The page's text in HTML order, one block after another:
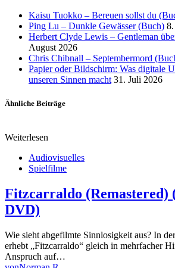
Kaisu Tuokko – Bereuen sollst du
Ping Lu – Dunkle Gewässer (Buch)
Herbert Clyde Lewis – Gentleman
August 2026
Chris Chibnall – Septembermord
Papier oder Bildschirm: Was digitale
unseren Sinnen macht 31. Juli 2026
Ähnliche Beiträge
Weiterlesen
Audiovisuelles
Spielfilme
Fitzcarraldo (Remastered)
DVD)
Wie sieht abgefilmte Sinnlosigkeit aus? In
erhebt „Fitzcarraldo“ gleich in mehrfacher
Anspruch auf…